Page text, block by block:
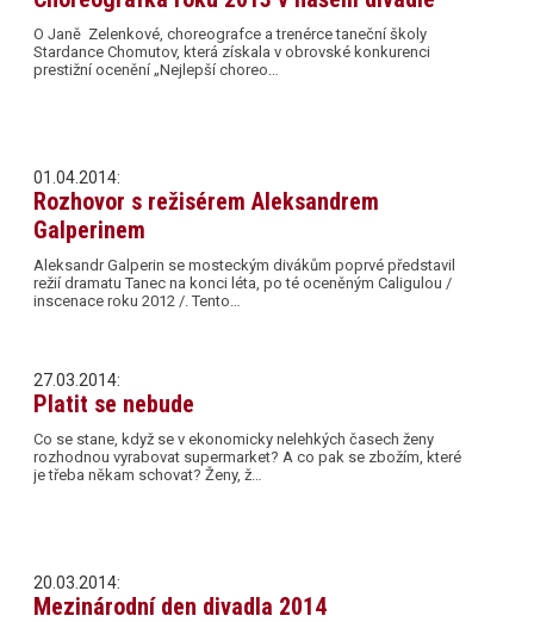
O Janě Zelenkové, choreografce a trenérce taneční školy
Stardance Chomutov, která získala v obrovské konkurenci
prestižní ocenění „Nejlepší choreo…
01.04.2014:
Rozhovor s režisérem Aleksandrem
Galperinem
Aleksandr Galperin se mosteckým divákům poprvé představil
režií dramatu Tanec na konci léta, po té oceněným Caligulou /
inscenace roku 2012 /. Tento…
27.03.2014:
Platit se nebude
Co se stane, když se v ekonomicky nelehkých časech ženy
rozhodnou vyrabovat supermarket? A co pak se zbožím, které
je třeba někam schovat? Ženy, ž…
20.03.2014:
Mezinárodní den divadla 2014